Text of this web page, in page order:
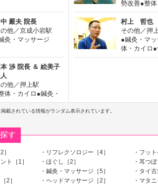
勢改善●整
中 嚴夫 院長
他／京成小岩駅
灸・マッサージ
村上 哲也
その他／押
●鍼灸・マ
体・カイロ
渉 院長 ＆ 絵美子
他／押上駅
体・カイロ●鍼灸・
サージ●リフ...
載されている情報がランダム表示されています。
す
］ ・リフレクソロジー［4］ ・フッ
ト［1］
・ほぐし［2］ ・耳つぼ
・鍼灸・マッサージ［5］ ・タイ
2］
・ヘッドマッサージ［2］ ・マタ